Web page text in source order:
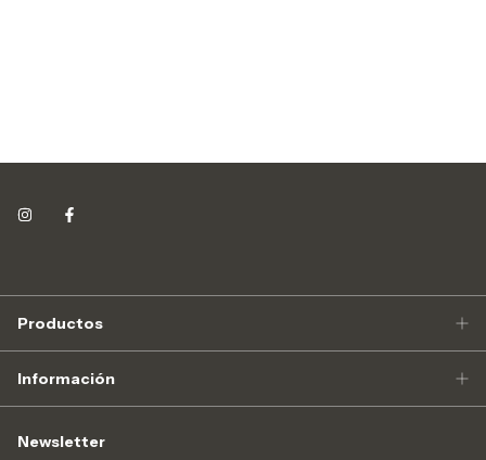
Productos
Información
Newsletter